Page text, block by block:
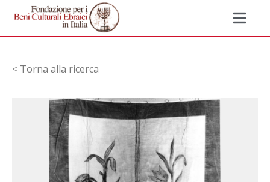
< Torna alla ricerca